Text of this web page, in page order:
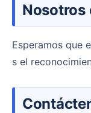
Esperamos que el futuro sea mejor y que obtengamo
s el